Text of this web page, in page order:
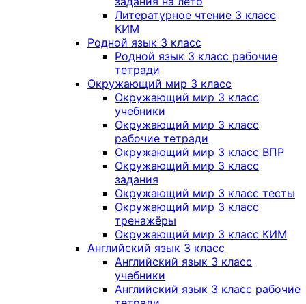
Литературное чтение 3 класс
КИМ
Родной язык 3 класс
Родной язык 3 класс рабочие
тетради
Окружающий мир 3 класс
Окружающий мир 3 класс
учебники
Окружающий мир 3 класс
рабочие тетради
Окружающий мир 3 класс ВПР
Окружающий мир 3 класс
задания
Окружающий мир 3 класс тесты
Окружающий мир 3 класс
тренажёры
Окружающий мир 3 класс КИМ
Английский язык 3 класс
Английский язык 3 класс
учебники
Английский язык 3 класс рабочие